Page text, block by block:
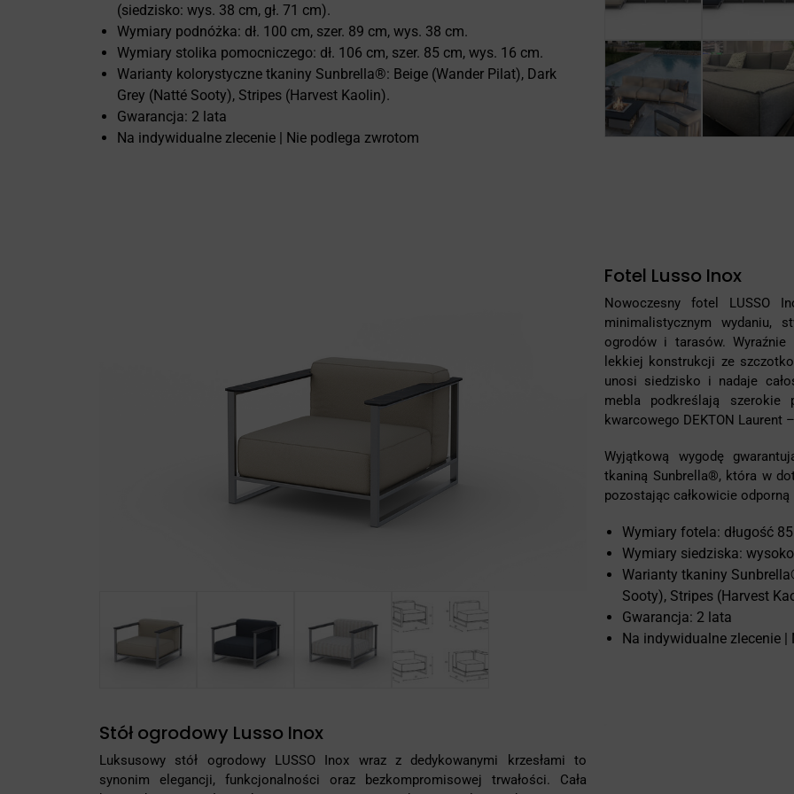
(siedzisko: wys. 38 cm, gł. 71 cm).
Wymiary podnóżka: dł. 100 cm, szer. 89 cm, wys. 38 cm.
Wymiary stolika pomocniczego: dł. 106 cm, szer. 85 cm, wys. 16 cm.
Warianty kolorystyczne tkaniny Sunbrella®: Beige (Wander Pilat), Dark
Grey (Natté Sooty), Stripes (Harvest Kaolin).
Gwarancja: 2 lata
Na indywidualne zlecenie | Nie podlega zwrotom
Fotel Lusso Inox
Nowoczesny fotel LUSSO
minimalistycznym wydaniu,
ogrodów i tarasów. Wyraźnie
lekkiej konstrukcji ze
unosi siedzisko i nadaje
mebla podkreślają szerokie
kwarcowego DEKTON Laurent
Wyjątkową wygodę
tkaniną Sunbrella®, która w
pozostając całkowicie
Wymiary fotela: długość
Wymiary siedziska:
Warianty tkaniny
Sooty), Stripes (Harvest
Gwarancja: 2 lata
Na indywidualne zlecenie
Stół ogrodowy Lusso Inox
Luksusowy stół ogrodowy LUSSO Inox wraz z dedykowanymi krzesłami to
synonim elegancji, funkcjonalności oraz bezkompromisowej trwałości. Cała